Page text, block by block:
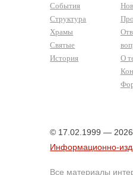
События
Структура
Храмы
Святые
История
О
© 17.02.1999 — 2026
Информационно-
Все материалы